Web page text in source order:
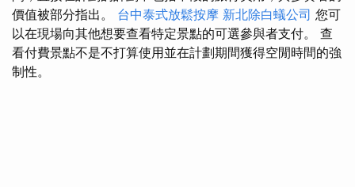
價值被部分指出。 台中泰式放鬆按摩 新北除白蟻公司 您可
以在現場向其他想要查看特定景點的可選參與者支付。 查
看付費景點不是不打算使用並在計劃期間獲得空閒時間的強
制性。